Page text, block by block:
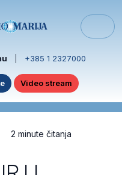
+385 1 2327000
Video stream
2 minute čitanja